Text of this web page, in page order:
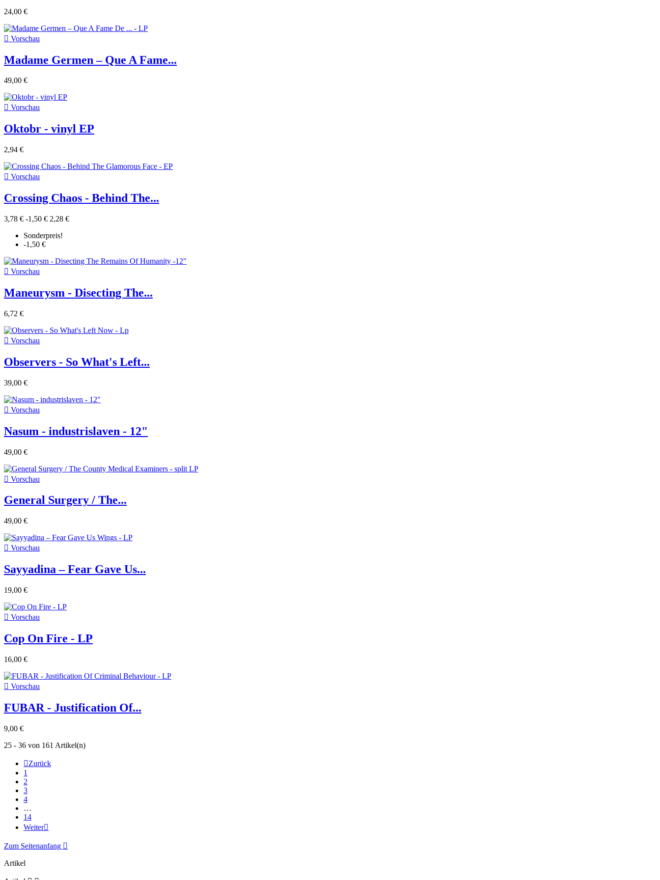
24,00 €
 Vorschau
Madame Germen ‎– Que A Fame...
49,00 €
 Vorschau
Oktobr - vinyl EP
2,94 €
 Vorschau
Crossing Chaos - Behind The...
3,78 € -1,50 € 2,28 €
Sonderpreis!
-1,50 €
 Vorschau
Maneurysm - Disecting The...
6,72 €
 Vorschau
Observers - So What's Left...
39,00 €
 Vorschau
Nasum - industrislaven - 12"
49,00 €
 Vorschau
General Surgery / The...
49,00 €
 Vorschau
Sayyadina ‎– Fear Gave Us...
19,00 €
 Vorschau
Cop On Fire - LP
16,00 €
 Vorschau
FUBAR - Justification Of...
9,00 €
25 - 36 von 161 Artikel(n)
Zurück
1
2
3
4
…
14
Weiter
Zum Seitenanfang 
Artikel